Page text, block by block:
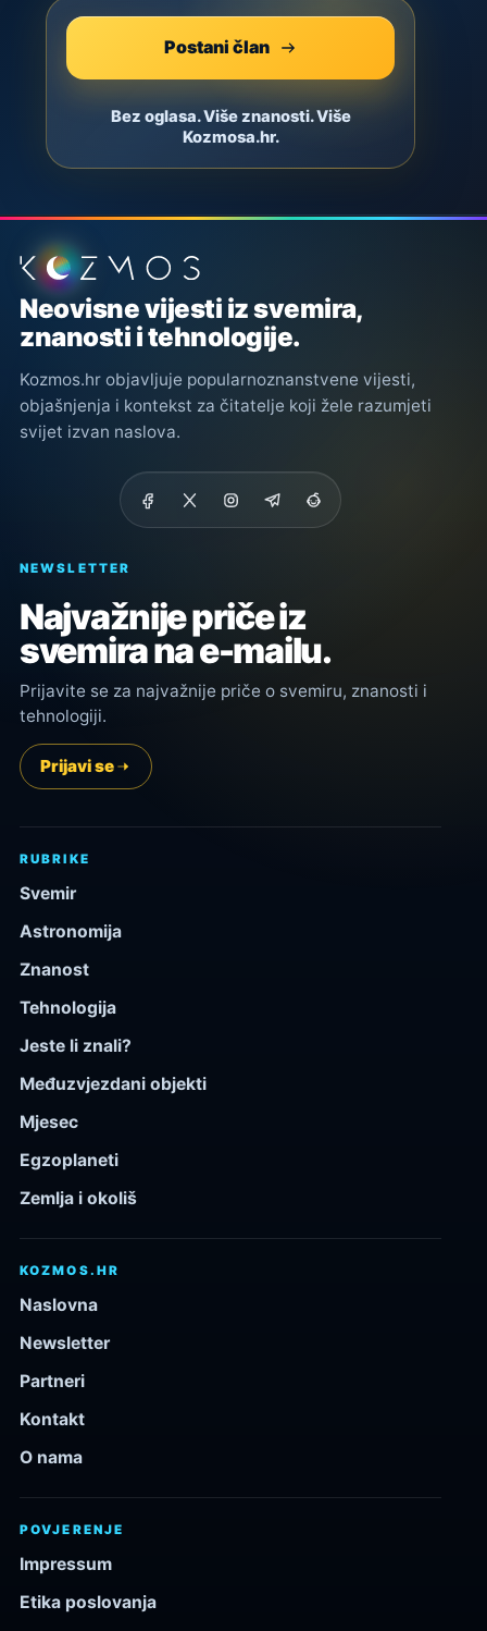
Postani član
Bez oglasa. Više znanosti. Više
Kozmosa.hr.
Podnožje stranice
Neovisne vijesti iz svemira,
znanosti i tehnologije.
Kozmos.hr objavljuje popularnoznanstvene vijesti,
objašnjenja i kontekst za čitatelje koji žele razumjeti
svijet izvan naslova.
NEWSLETTER
Najvažnije priče iz
svemira na e-mailu.
Prijavite se za najvažnije priče o svemiru, znanosti i
tehnologiji.
Prijavi se
RUBRIKE
Svemir
Astronomija
Znanost
Tehnologija
Jeste li znali?
Međuzvjezdani objekti
Mjesec
Egzoplaneti
Zemlja i okoliš
KOZMOS.HR
Naslovna
Newsletter
Partneri
Kontakt
O nama
POVJERENJE
Impressum
Etika poslovanja